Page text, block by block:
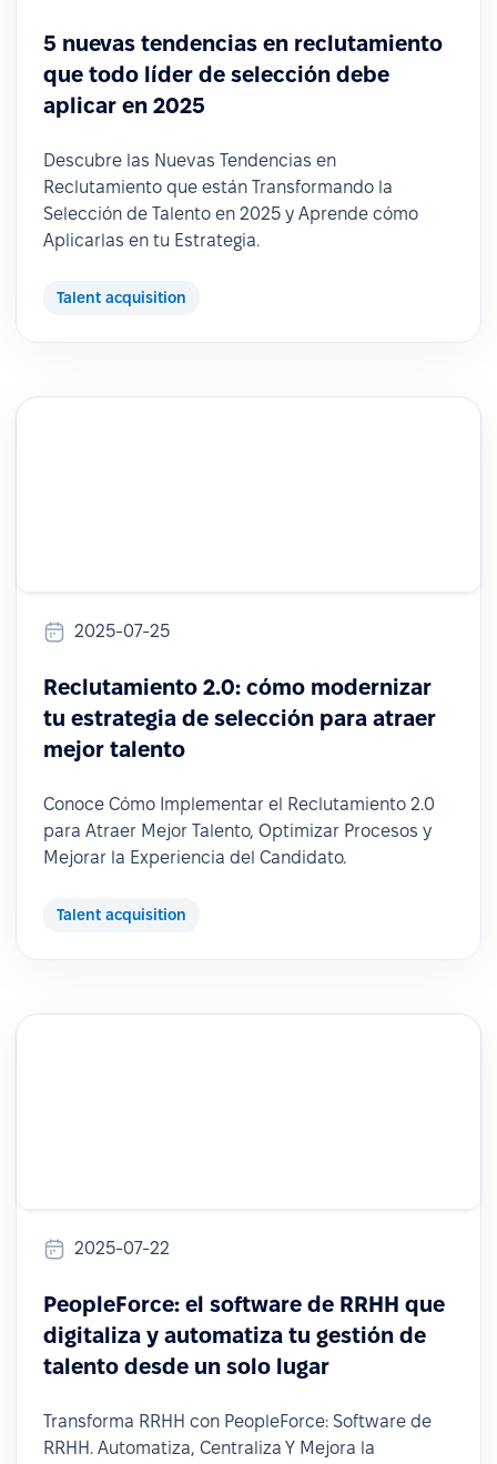
5 nuevas tendencias en reclutamiento
que todo líder de selección debe
aplicar en 2025
Descubre las Nuevas Tendencias en
Reclutamiento que están Transformando la
Selección de Talento en 2025 y Aprende cómo
Aplicarlas en tu Estrategia.
Talent acquisition
2025-07-25
Reclutamiento 2.0: cómo modernizar
tu estrategia de selección para atraer
mejor talento
Conoce Cómo Implementar el Reclutamiento 2.0
para Atraer Mejor Talento, Optimizar Procesos y
Mejorar la Experiencia del Candidato.
Talent acquisition
2025-07-22
PeopleForce: el software de RRHH que
digitaliza y automatiza tu gestión de
talento desde un solo lugar
Transforma RRHH con PeopleForce: Software de
RRHH. Automatiza, Centraliza Y Mejora la